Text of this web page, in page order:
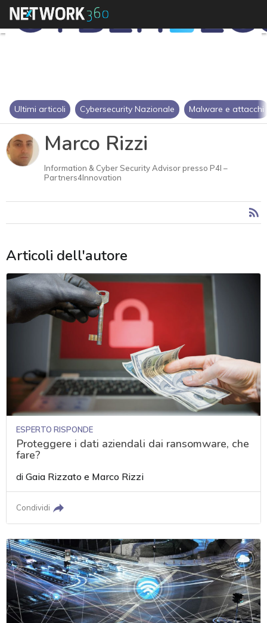
Ultimi articoli Cybersecurity Nazionale Malware e attacchi
Marco Rizzi
Information & Cyber Security Advisor presso P4I –
Partners4Innovation
Articoli dell'autore
ESPERTO RISPONDE
Proteggere i dati aziendali dai ransomware, che
fare?
diGaia Rizzato e Marco Rizzi
Condividi